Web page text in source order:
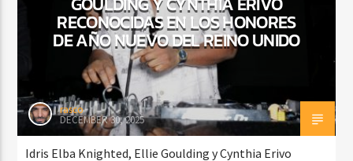
RECONOCIDAS EN LOS HONORES
DE AÑO NUEVO DEL REINO UNIDO
rasco
DECEMBER 30, 2025
Idris Elba Knighted, Ellie Goulding y Cynthia Erivo